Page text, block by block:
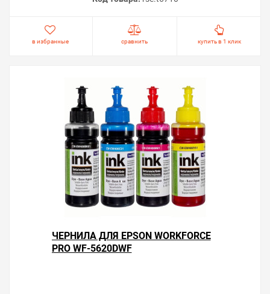
в избранные сравнить купить в 1 клик
ЧЕРНИЛА ДЛЯ EPSON WORKFORCE
PRO WF-5620DWF